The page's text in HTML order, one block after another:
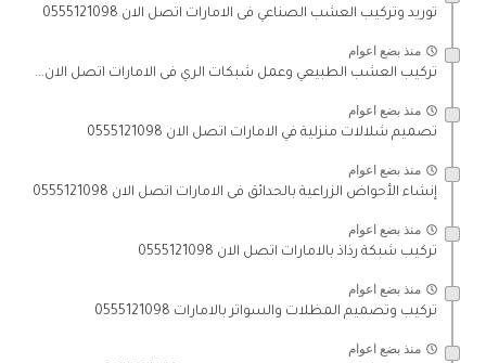
توريد وتركيب العشب الصناعي فى الامارات اتصل الان 0555121098
منذ بضع اعوام
تركيب العشب الطبيعي وعمل شبكات الري فى الامارات اتصل الان...
منذ بضع اعوام
تصميم شلالات منزلية في الامارات اتصل الان 0555121098
منذ بضع اعوام
إنشاء الأحواض الزراعية بالحدائق فى الامارات اتصل الان 0555121098
منذ بضع اعوام
تركيب شبكة رذاذ بالامارات اتصل الان 0555121098
منذ بضع اعوام
تركيب وتصميم المظلات والسواتر بالامارات 0555121098
منذ بضع اعوام